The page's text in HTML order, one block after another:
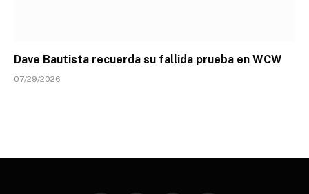
Dave Bautista recuerda su fallida prueba en WCW
07/29/2026